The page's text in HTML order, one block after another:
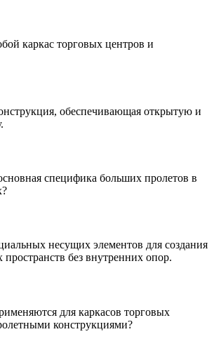
каркас торговых центров и
обеспечивающая открытую и
специфика больших пролетов в
несущих элементов для создания
без внутренних опор.
для каркасов торговых
конструкциями?